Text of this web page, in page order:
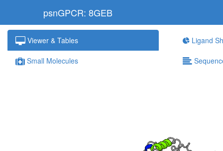
psnGPCR: 8GEB
Viewer & Tables Ligand
Small Molecules